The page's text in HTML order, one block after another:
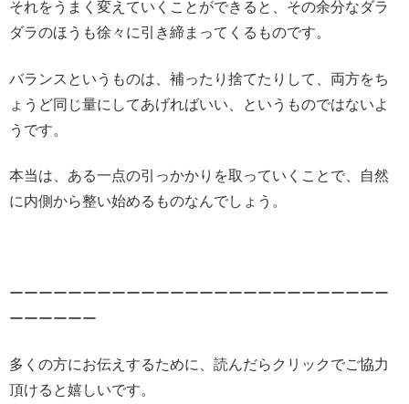
それをうまく変えていくことができると、その余分なダラ
ダラのほうも徐々に引き締まってくるものです。
バランスというものは、補ったり捨てたりして、両方をち
ょうど同じ量にしてあげればいい、というものではないよ
うです。
本当は、ある一点の引っかかりを取っていくことで、自然
に内側から整い始めるものなんでしょう。
ーーーーーーーーーーーーーーーーーーーーーーーーーー
ーーーーーー
多くの方にお伝えするために、読んだらクリックでご協力
頂けると嬉しいです。